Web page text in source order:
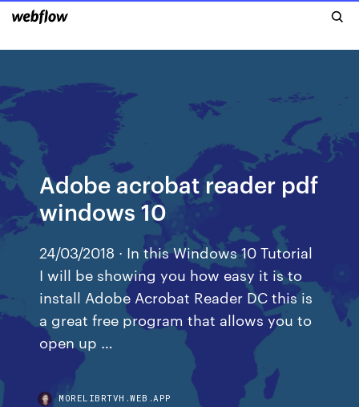
Adobe acrobat reader pdf
windows 10
24/03/2018 · In this Windows 10 Tutorial
I will be showing you how easy it is to
install Adobe Acrobat Reader DC this is
a great free program that allows you to
open up …
MORELIBRTVH.WEB.APP